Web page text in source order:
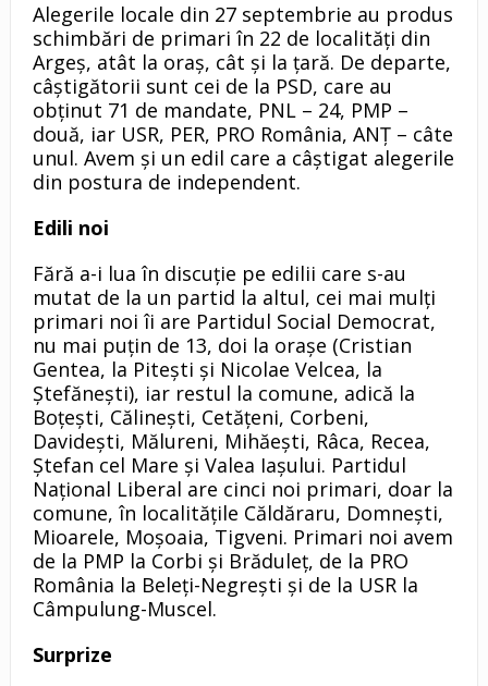
Alegerile locale din 27 septembrie au produs
schimbări de primari în 22 de localități din
Argeș, atât la oraș, cât și la țară. De departe,
câștigătorii sunt cei de la PSD, care au
obținut 71 de mandate, PNL – 24, PMP –
două, iar USR, PER, PRO România, ANȚ – câte
unul. Avem și un edil care a câștigat alegerile
din postura de independent.
Edili noi
Fără a-i lua în discuție pe edilii care s-au
mutat de la un partid la altul, cei mai mulți
primari noi îi are Partidul Social Democrat,
nu mai puțin de 13, doi la orașe (Cristian
Gentea, la Pitești și Nicolae Velcea, la
Ștefănești), iar restul la comune, adică la
Boțești, Călinești, Cetățeni, Corbeni,
Davidești, Mălureni, Mihăești, Râca, Recea,
Ștefan cel Mare și Valea Iașului. Partidul
Național Liberal are cinci noi primari, doar la
comune, în localitățile Căldăraru, Domnești,
Mioarele, Moșoaia, Tigveni. Primari noi avem
de la PMP la Corbi și Brăduleț, de la PRO
România la Beleți-Negrești și de la USR la
Câmpulung-Muscel.
Surprize